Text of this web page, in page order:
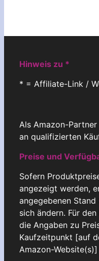
Hinweis zu *
* = Affiliate-Link /
Als Amazon-
an qualifizierten
Preise und
Sofern
angezeigt werden,
angegebenen
sich ändern. Für
die Angaben zu
Kaufzeitpunkt [auf
Amazon-